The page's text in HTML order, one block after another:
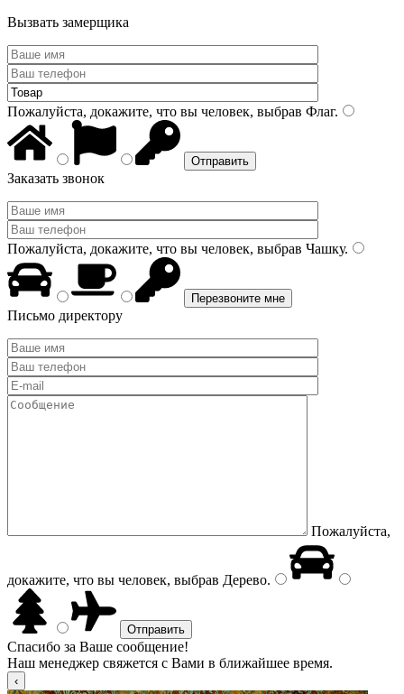
Вызвать замерщика
Пожалуйста, докажите, что вы человек, выбрав Флаг.
Заказать звонок
Пожалуйста, докажите, что вы человек, выбрав Чашку.
Письмо директору
Пожалуйста,
докажите, что вы человек, выбрав Дерево.
Спасибо за Ваше сообщение!
Наш менеджер свяжется с Вами в ближайшее время.